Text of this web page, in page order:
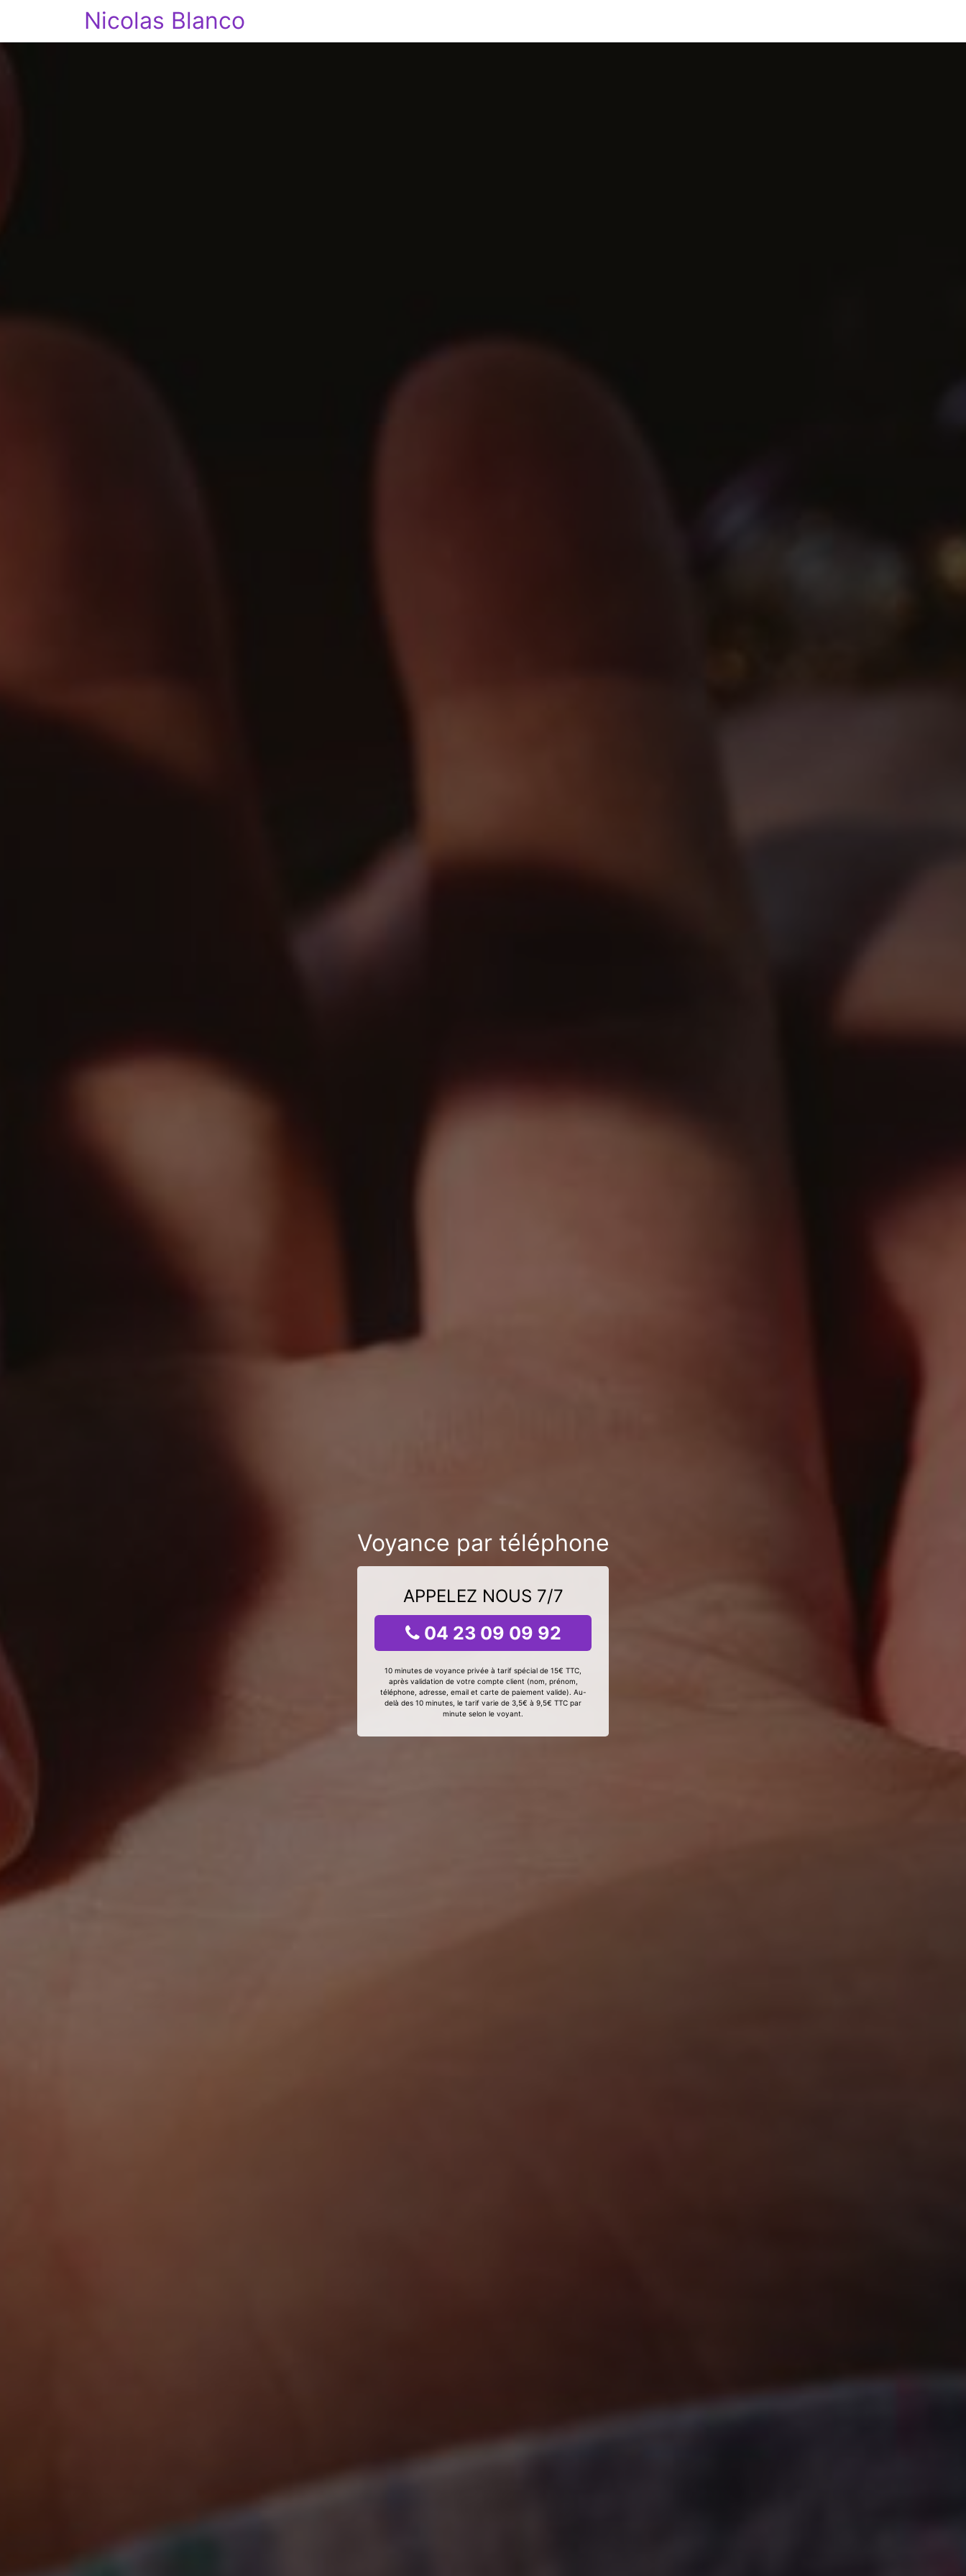
Nicolas Blanco
Voyance par téléphone
APPELEZ NOUS 7/7
04 23 09 09 92
10 minutes de voyance privée à tarif spécial de 15€ TTC,
après validation de votre compte client (nom, prénom,
téléphone, adresse, email et carte de paiement valide). Au-
delà des 10 minutes, le tarif varie de 3,5€ à 9,5€ TTC par
minute selon le voyant.